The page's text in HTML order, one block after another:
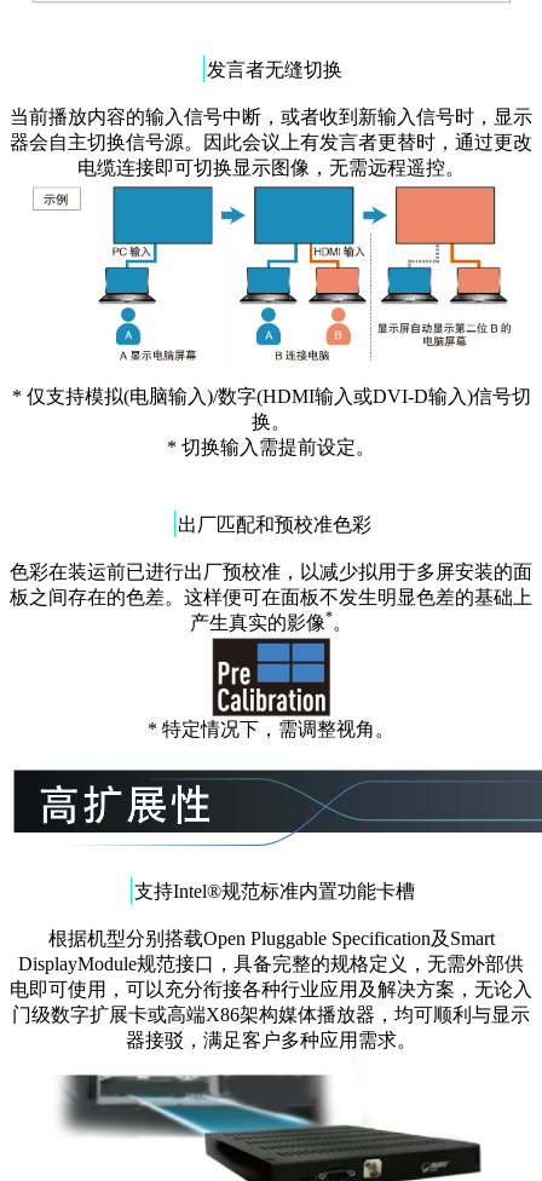
|发言者无缝切换
当前播放内容的输入信号中断，或者收到新输入信号时，显示
器会自主切换信号源。因此会议上有发言者更替时，通过更改
电缆连接即可切换显示图像，无需远程遥控。
* 仅支持模拟(电脑输入)/数字(HDMI输入或DVI-D输入)信号切
换。
* 切换输入需提前设定。
|出厂匹配和预校准色彩
色彩在装运前已进行出厂预校准，以减少拟用于多屏安装的面
板之间存在的色差。这样便可在面板不发生明显色差的基础上
产生真实的影像*。
* 特定情况下，需调整视角。
|支持Intel®规范标准内置功能卡槽
根据机型分别搭载Open Pluggable Specification及Smart
DisplayModule规范接口，具备完整的规格定义，无需外部供
电即可使用，可以充分衔接各种行业应用及解决方案，无论入
门级数字扩展卡或高端X86架构媒体播放器，均可顺利与显示
器接驳，满足客户多种应用需求。